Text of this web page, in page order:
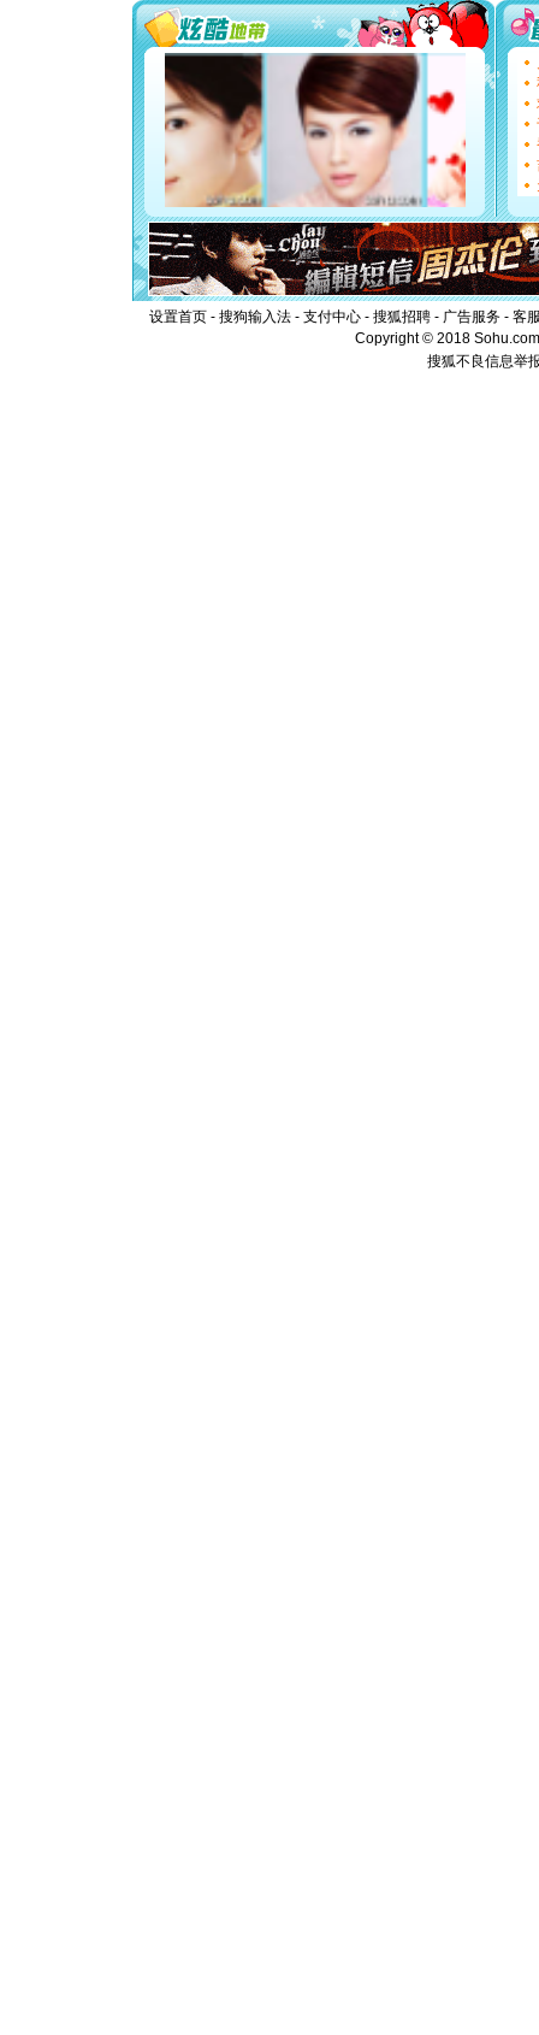
能正大光
都要快乐
[圣诞节]
如意,快
[元旦]
看
断电。
你是我
[元旦]
如
起；二
离。水
[元旦]当
泣，这痛
卖了。水
[春节]风
颜！冬去
道一声平
[春节]传
片叶子是
设置首页 - 搜狗输入法 - 支付中心 - 搜狐招聘 - 广告服务 - 客
Copyright © 2018
搜狐不良信息举